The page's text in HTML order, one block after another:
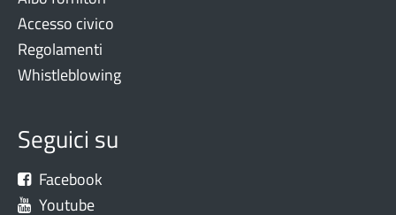
Accesso civico
Regolamenti
Whistleblowing
Seguici su
Facebook
Youtube